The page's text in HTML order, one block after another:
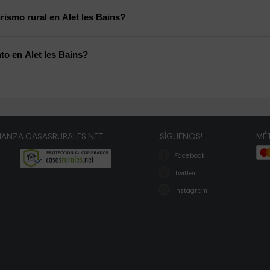
rural en Alet les Bains?
en Alet les Bains?
CASASRURALES.NET ¡SÍGUENOS!
Facebook
Twitter
Instagram